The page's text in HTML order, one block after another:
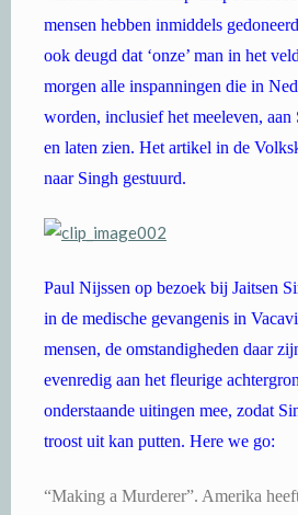
mensen hebben inmiddels
ook deugd dat ‘onze’ man in het
morgen alle inspanningen die in
worden, inclusief het meeleven, aan
en laten zien. Het artikel in de
naar Singh gestuurd.
Paul Nijssen op bezoek bij Jaitsen
in de medische gevangenis in
mensen, de omstandigheden daar
evenredig aan het fleurige
onderstaande uitingen mee, zodat
troost uit kan putten. Here we go:
“Making a Murderer”. Amerika